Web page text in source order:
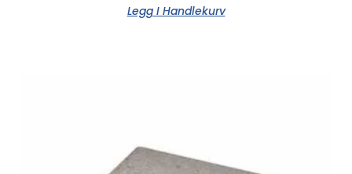
Legg I Handlekurv